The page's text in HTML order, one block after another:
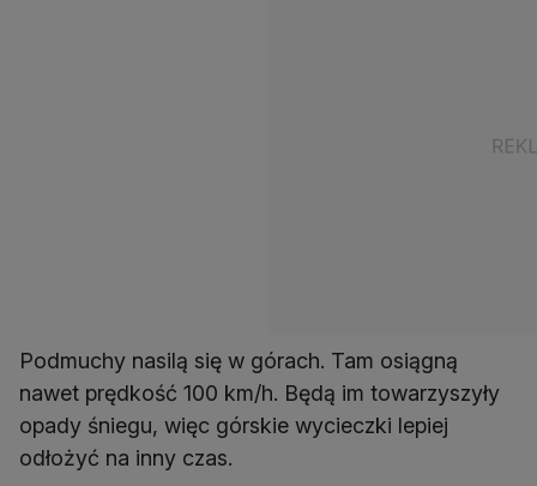
Podmuchy nasilą się w górach. Tam osiągną
nawet prędkość 100 km/h. Będą im towarzyszyły
opady śniegu, więc górskie wycieczki lepiej
odłożyć na inny czas.